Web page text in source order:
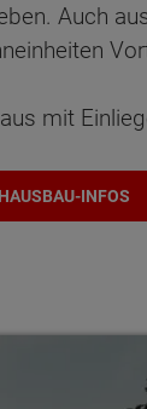
Auch
mit
INFOS